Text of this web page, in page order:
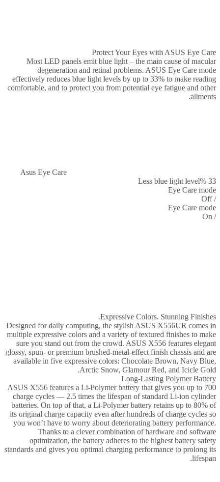
Protect Your Eyes with ASUS Eye Care
Most LED panels emit blue light – the main cause of macular
degeneration and retinal problems. ASUS Eye Care mode
effectively reduces blue light levels by up to 33% to make reading
comfortable, and to protect you from potential eye fatigue and other
ailments.
Asus Eye Care
33
%
Less blue light level
Eye Care mode
/ Off
Eye Care mode
/ On
Expressive Colors. Stunning Finishes.
Designed for daily computing, the stylish ASUS X556UR comes in
multiple expressive colors and a variety of textured finishes to make
sure you stand out from the crowd. ASUS X556 features elegant
glossy, spun- or premium brushed-metal-effect finish chassis and are
available in five expressive colors: Chocolate Brown, Navy Blue,
Arctic Snow, Glamour Red, and Icicle Gold.
Long-Lasting Polymer Battery
ASUS X556 features a Li-Polymer battery that gives you up to 700
charge cycles — 2.5 times the lifespan of standard Li-ion cylinder
batteries. On top of that, a Li-Polymer battery retains up to 80% of
its original charge capacity even after hundreds of charge cycles so
you won’t have to worry about deteriorating battery performance.
Thanks to a clever combination of hardware and software
optimization, the battery adheres to the highest battery safety
standards and gives you optimal charging performance to prolong its
lifespan.